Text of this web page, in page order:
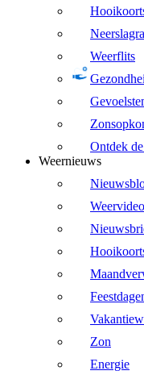
Weerflits
Ontdek
Weernieuws
Zon
Energie